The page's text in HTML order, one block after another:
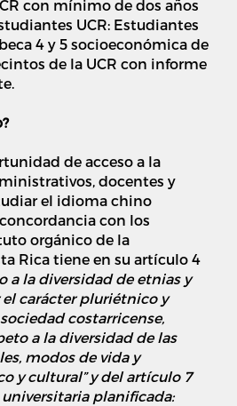
con mínimo de dos años
UCR: Estudiantes
4 y 5 socioeconómica de
de la UCR con informe
de acceso a la
docentes y
el idioma chino
con los
orgánico de la
Rica tiene en su artículo 4
a la diversidad de etnias y
carácter pluriétnico y
costarricense,
a la diversidad de las
modos de vida y
y cultural” y del artículo 7
planificada: